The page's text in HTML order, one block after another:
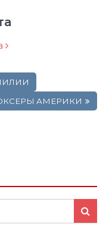
АМЕРИКИ
Search